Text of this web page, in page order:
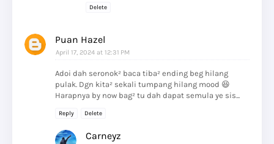
Delete
Puan Hazel
April 17, 2024 at 12:31 PM
Adoi dah seronok² baca tiba² ending beg hilang
pulak. Dgn kita² sekali tumpang hilang mood 😆
Harapnya by now bag² tu dah dapat semula ye sis...
Reply Delete
Carneyz